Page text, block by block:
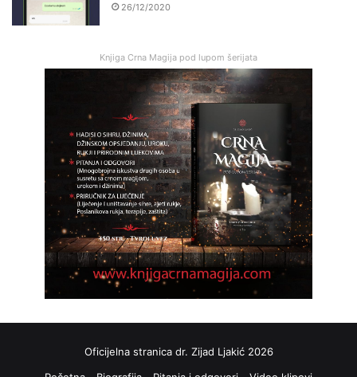
26/12/2020
Knjiga Crna Magija pod lupom šerijata
Oficijelna stranica dr. Zijad Ljakić 2026